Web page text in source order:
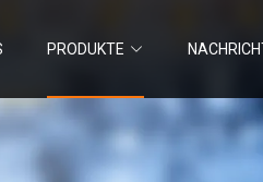
PRODUKTE